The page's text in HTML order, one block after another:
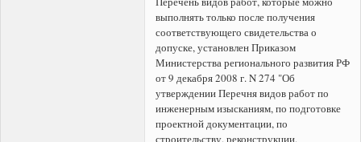
выполнять только после получения
соответствующего свидетельства о
допуске, установлен Приказом
Министерства регионального развития РФ
от 9 декабря 2008 г. N 274 "Об
утверждении Перечня видов работ по
инженерным изысканиям, по подготовке
проектной документации, по
строительству, реконструкции,